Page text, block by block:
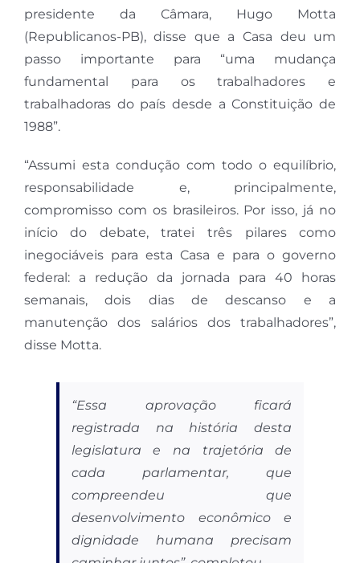
presidente da Câmara, Hugo Motta
(Republicanos-PB), disse que a Casa deu um
passo importante para “uma mudança
fundamental para os trabalhadores e
trabalhadoras do país desde a Constituição de
1988”.
“Assumi esta condução com todo o equilíbrio,
responsabilidade e, principalmente,
compromisso com os brasileiros. Por isso, já no
início do debate, tratei três pilares como
inegociáveis para esta Casa e para o governo
federal: a redução da jornada para 40 horas
semanais, dois dias de descanso e a
manutenção dos salários dos trabalhadores”,
disse Motta.
“Essa aprovação ficará
registrada na história desta
legislatura e na trajetória de
cada parlamentar, que
compreendeu que
desenvolvimento econômico e
dignidade humana precisam